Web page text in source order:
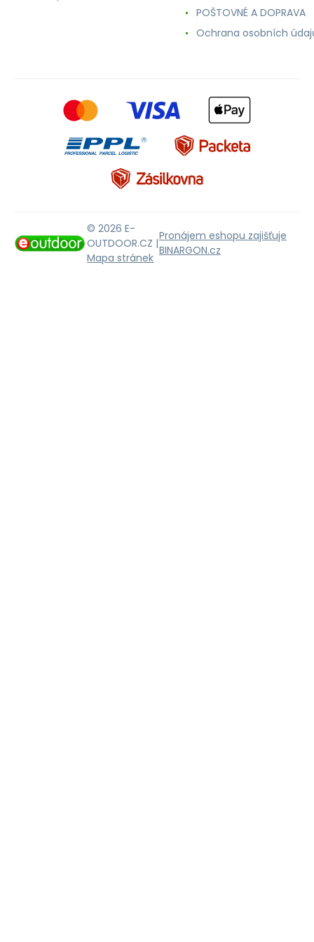
POŠTOVNÉ A DOPRAVA
Ochrana osobních
© 2026 E-
OUTDOOR.CZ |
Mapa stránek
Pronájem eshopu zajišťuje
BINARGON.cz